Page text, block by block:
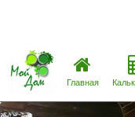
Главная